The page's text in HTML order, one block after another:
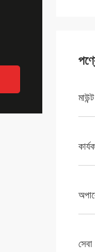
সেবা